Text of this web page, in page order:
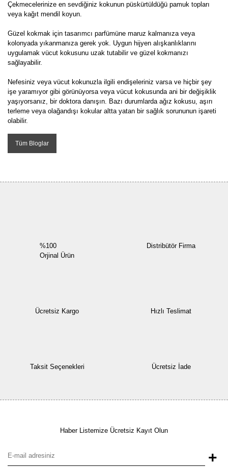
Çekmecelerinize en sevdiğiniz kokunun püskürtüldüğü pamuk topları
veya kağıt mendil koyun.
Güzel kokmak için tasarımcı parfümüne maruz kalmanıza veya
kolonyada yıkanmanıza gerek yok. Uygun hijyen alışkanlıklarını
uygulamak vücut kokusunu uzak tutabilir ve güzel kokmanızı
sağlayabilir.
Nefesiniz veya vücut kokunuzla ilgili endişeleriniz varsa ve hiçbir şey
işe yaramıyor gibi görünüyorsa veya vücut kokusunda ani bir değişiklik
yaşıyorsanız, bir doktora danışın. Bazı durumlarda ağız kokusu, aşırı
terleme veya olağandışı kokular altta yatan bir sağlık sorununun işareti
olabilir.
Tüm Bloglar
%100
Orjinal Ürün
Distribütör Firma
Ücretsiz Kargo Hızlı Teslimat
Taksit Seçenekleri Ücretsiz İade
Haber Listemize Ücretsiz Kayıt Olun
+